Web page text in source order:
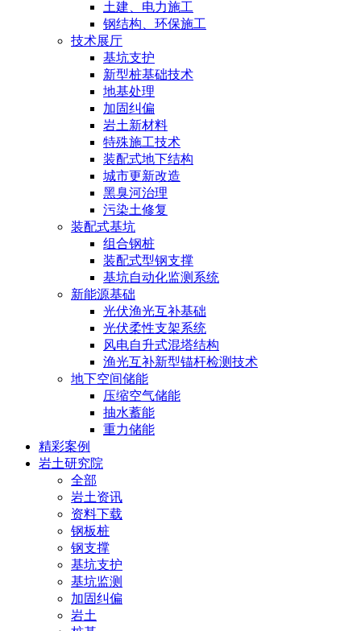
土建、电力施工
钢结构、环保施工
技术展厅
基坑支护
新型桩基础技术
地基处理
加固纠偏
岩土新材料
特殊施工技术
装配式地下结构
城市更新改造
黑臭河治理
污染土修复
装配式基坑
组合钢桩
装配式型钢支撑
基坑自动化监测系统
新能源基础
光伏渔光互补基础
光伏柔性支架系统
风电自升式混塔结构
渔光互补新型锚杆检测技术
地下空间储能
压缩空气储能
抽水蓄能
重力储能
精彩案例
岩土研究院
全部
岩土资讯
资料下载
钢板桩
钢支撑
基坑支护
基坑监测
加固纠偏
岩土